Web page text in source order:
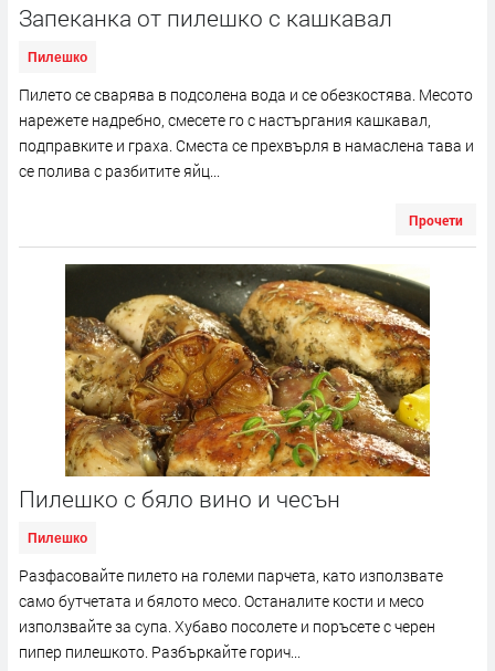
Запеканка от пилешко с кашкавал
Пилешко
Пилето се сварява в подсолена вода и се обезкостява. Месото
нарежете надребно, смесете го с настъргания кашкавал,
подправките и граха. Сместа се прехвърля в намаслена тава и
се полива с разбитите яйц...
Прочети
Пилешко с бяло вино и чесън
Пилешко
Разфасовайте пилето на големи парчета, като използвате
само бутчетата и бялото месо. Останалите кости и месо
използвайте за супа. Хубаво посолете и поръсете с черен
пипер пилешкото. Разбъркайте горич...